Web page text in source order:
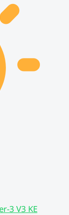
3 V3 KE